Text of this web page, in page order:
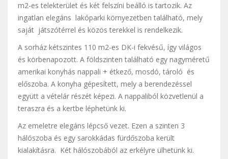
m2-es telekterület és két felszíni beálló is tartozik. Az
ingatlan elegáns lakóparki környezetben található, mely
saját játszótérrel és közös terekkel is rendelkezik.
A sorház kétszintes 110 m2-es DK-i fekvésű, így világos
és körbenapozott. A földszinten található egy nagyméretű
amerikai konyhás nappali + étkező, mosdó, tároló és
előszoba. A konyha gépesített, mely a berendezéssel
együtt a vételár részét képezi. A nappaliból közvetlenül a
teraszra és a kertbe léphetünk ki.
Az emeletre elegáns lépcső vezet. Ezen a szinten 3
hálószoba és egy sarokkádas fürdőszoba került
kialakításra. Két hálószobából az erkélyre ülhetünk ki.